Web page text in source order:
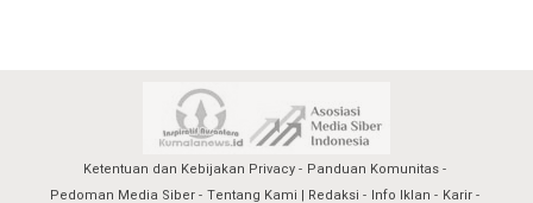
Ketentuan dan Kebijakan Privacy
Panduan Komunitas
Pedoman Media Siber
Tentang Kami | Redaksi Info Iklan Karir